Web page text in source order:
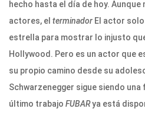
hecho hasta el día de hoy.
actores, el terminador El actor
estrella para mostrar lo injusto
Hollywood. Pero es un actor que
su propio camino desde su
Schwarzenegger sigue siendo
último trabajo FUBARya está